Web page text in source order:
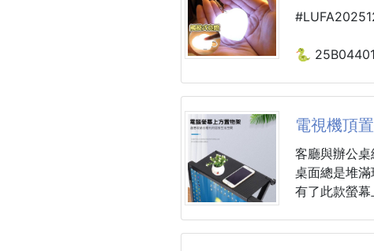
感，耐磨耐
2. 180度大開
前袋採用
子摸象！
10 個卡位槽
獨立零錢拉鍊
專屬紙鈔與
🐍
心形燈面，
等感應，深夜
“隨身小太陽
掛在鑰匙串、
電視機頂
客廳與辦公桌
桌面總是堆滿
有了此款螢